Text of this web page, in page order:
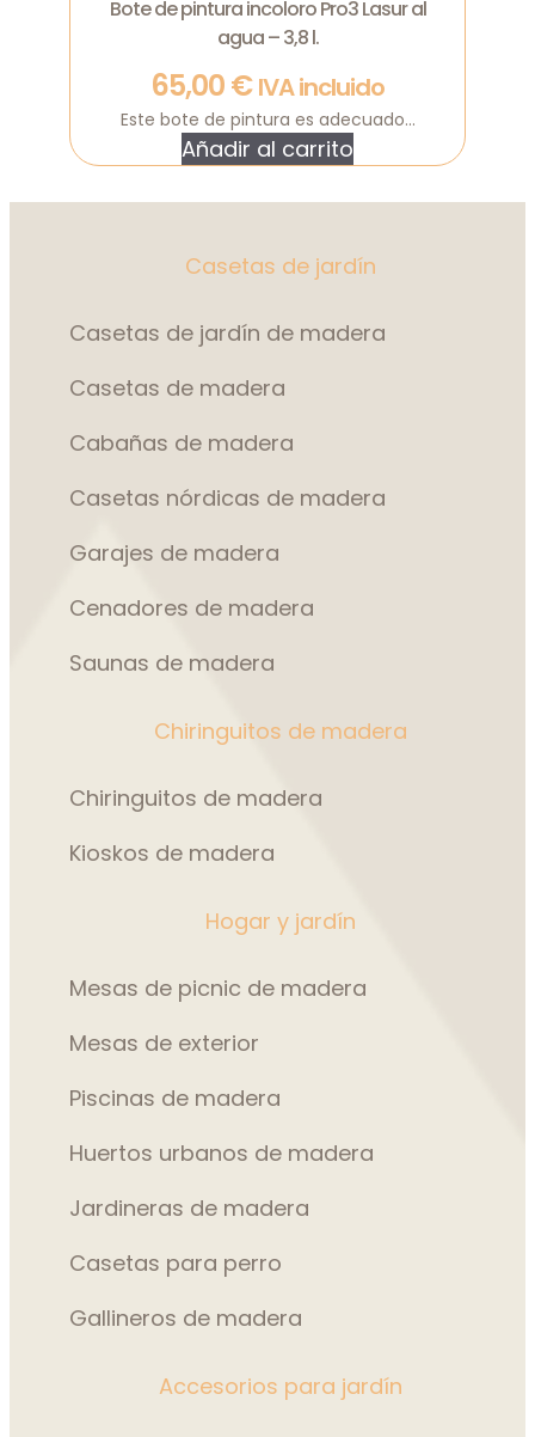
Bote de pintura incoloro Pro3 Lasur al
agua – 3,8 l.
65,00€ IVA incluido
Este bote de pintura es adecuado...
Añadir al carrito
Casetas de jardín
Casetas de jardín de madera
Casetas de madera
Cabañas de madera
Casetas nórdicas de madera
Garajes de madera
Cenadores de madera
Saunas de madera
Chiringuitos de madera
Chiringuitos de madera
Kioskos de madera
Hogar y jardín
Mesas de picnic de madera
Mesas de exterior
Piscinas de madera
Huertos urbanos de madera
Jardineras de madera
Casetas para perro
Gallineros de madera
Accesorios para jardín